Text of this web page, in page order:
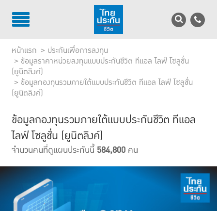
บริการลูกค้า
บริการตัวแทน
นักลงทุนสัมพันธ์
เพื่อสังคมไทย
ติดต่อไทยประกันชีวิต
บทความ
หน้าแรก
ประกันเพื่อการลงทุน
ข้อมูลราคาหน่วยลงทุนแบบประกันชีวิต ทีแอล ไลฟ์ โซลูชั่น
(ยูนิตลิงค์)
ข้อมูลกองทุนรวมภายใต้แบบประกันชีวิต ทีแอล ไลฟ์ โซลูชั่น
(ยูนิตลิงค์)
ข้อมูลกองทุนรวมภายใต้แบบประกันชีวิต ทีแอล
ไลฟ์ โซลูชั่น (ยูนิตลิงค์)
จำนวนคนที่ดูแผนประกันนี้584,800 คน